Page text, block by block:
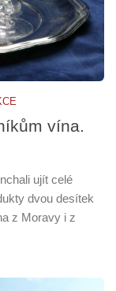
vína.
ujít celé
dvou desítek
z Moravy i z